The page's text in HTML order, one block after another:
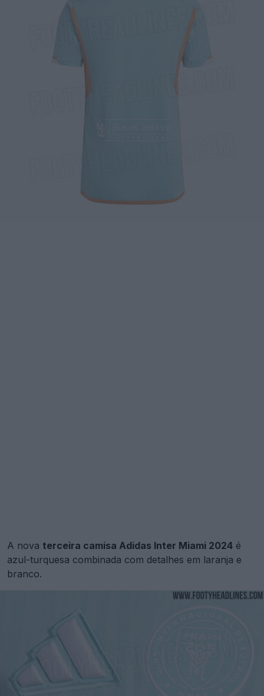
A nova terceira camisa Adidas Inter Miami 2024 é
azul-turquesa combinada com detalhes em laranja e
branco.